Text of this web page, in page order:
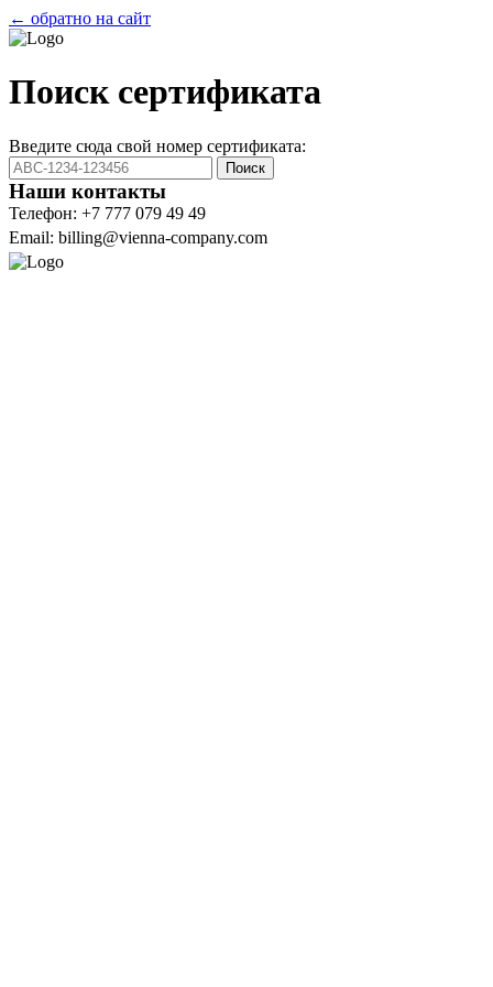
← обратно на сайт
Поиск сертификата
Введите сюда свой номер сертификата:
Поиск
Наши контакты
Телефон: +7 777 079 49 49
Email: billing@vienna-company.com